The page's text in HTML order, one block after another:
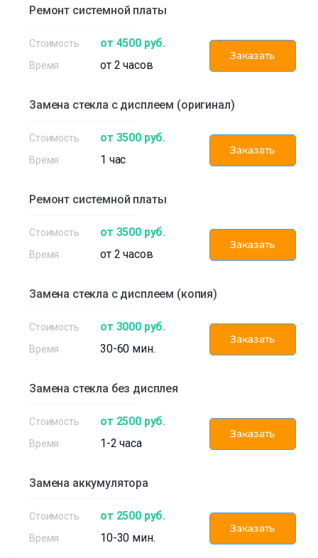
Ремонт системной платы
от 4500 руб.
от 2 часов
Заказать
Замена стекла с дисплеем (оригинал)
от 3500 руб.
1 час
Заказать
Ремонт системной платы
от 3500 руб.
от 2 часов
Заказать
Замена стекла с дисплеем (копия)
от 3000 руб.
30-60 мин.
Заказать
Замена стекла без дисплея
от 2500 руб.
1-2 часа
Заказать
Замена аккумулятора
от 2500 руб.
10-30 мин.
Заказать